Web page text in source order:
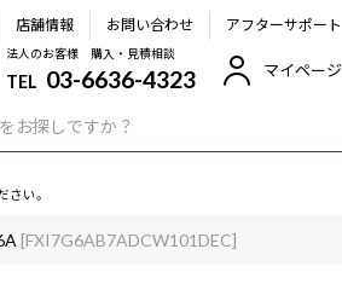
店舗情報 お問い合わせ アフターサポート
法人のお客様 購入・見積相談
TEL 03-6636-4323 マイページ
さい。
[FXI7G6AB7ADCW101DEC]